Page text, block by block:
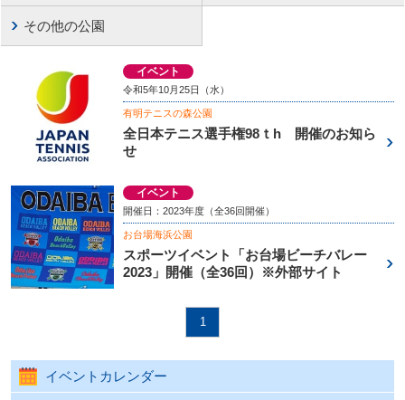
その他の公園
イベント
令和5年10月25日（水）
有明テニスの森公園
全日本テニス選手権98ｔh 開催のお知ら
せ
イベント
開催日：2023年度（全36回開催）
お台場海浜公園
スポーツイベント「お台場ビーチバレー
2023」開催（全36回）※外部サイト
1
イベントカレンダー